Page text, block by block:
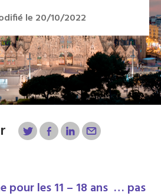
le 20/10/2022
pour les 11 – 18 ans … pas